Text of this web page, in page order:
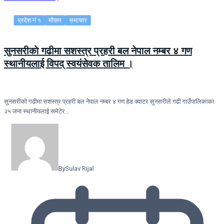
प्रदेश नं १ मौसम समाचार
सुनसरीकाे गढीमा सशस्त्र प्रहरी बल नेपाल नम्बर ४ गण
स्थानीयलाई विपद् स्वयंसेवक तालिम ।
सुनसरीकाे गढीमा सशस्त्र प्रहरी बल नेपाल नम्बर ४ गण हेड क्वाटर सुनसरीले गढी गाउँपालिकाका
२५ जना स्थानीयलाई समेटेर…
BySulav Rijal